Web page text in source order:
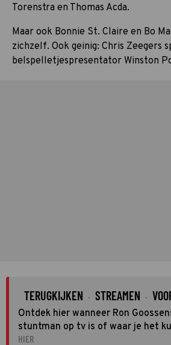
Torenstra en Thomas Acda.
Maar ook Bonnie St. Claire en Bo
zichzelf. Ook geinig: Chris Zeegers
belspelletjespresentator Winston
TERUGKIJKEN · STREAMEN ·
Ontdek hier wanneer Ron
stuntman op tv is of waar je het
HIER